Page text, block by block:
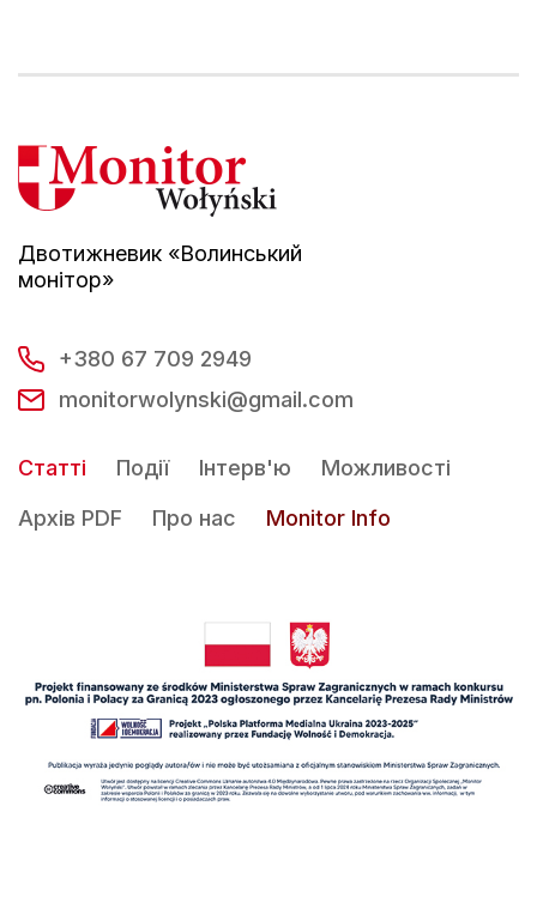
Двотижневик «Волинський
монітор»
+380 67 709 2949
monitorwolynski@gmail.com
Статті Події Інтерв'ю
Можливості
Архів PDF
Про нас Monitor Info